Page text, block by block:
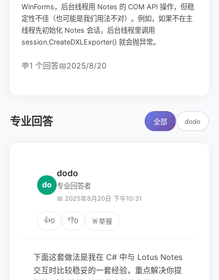
WinForms，后台线程用 Notes 的 COM API 操作，但稳
定性不佳（也可能是我们用法不对）。例如，如果不在主
线程先初始化 Notes 会话，后台线程里调用
session.CreateDXLExporter() 就会抛异常。
💬1 个回答📅2025/8/20
专业回答 全部 dodo
do
dodo
专业回答者
📅 2025年8月20日 下午10:31
👍0 👎0 🚨举报
下面这套做法是我在 C# 中与 Lotus Notes
交互时比较稳妥的一套经验，重点解决你提